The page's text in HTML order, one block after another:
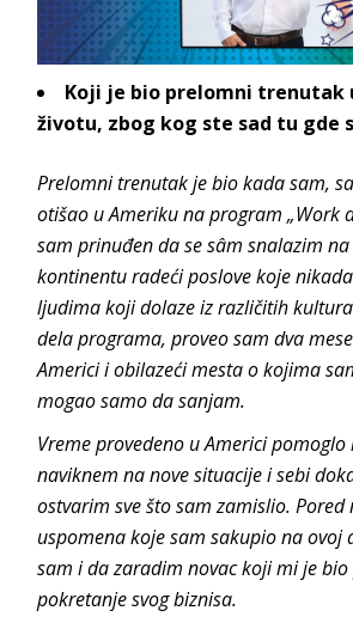
Koji je bio prelomni trenutak
životu, zbog kog ste sad tu gde
Prelomni trenutak je bio kada sam,
otišao u Ameriku na program „Work
sam prinuđen da se sâm snalazim
kontinentu radeći poslove koje
ljudima koji dolaze iz različitih
dela programa, proveo sam dva
Americi i obilazeći mesta o kojima
mogao samo da sanjam.
Vreme provedeno u Americi pomoglo
naviknem na nove situacije i sebi
ostvarim sve što sam zamislio. Pored
uspomena koje sam sakupio na ovoj
sam i da zaradim novac koji mi je
pokretanje svog biznisa.